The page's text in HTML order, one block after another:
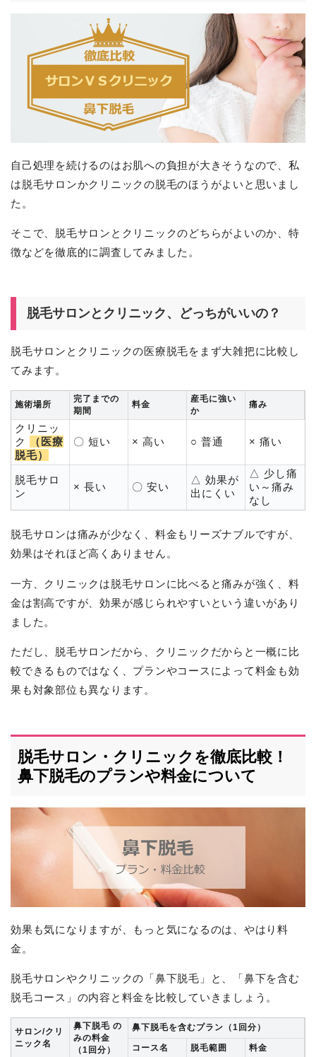
自己処理を続けるのはお肌への負担が大きそうなので、私
は脱毛サロンかクリニックの脱毛のほうがよいと思いまし
た。
そこで、脱毛サロンとクリニックのどちらがよいのか、特
徴などを徹底的に調査してみました。
脱毛サロンとクリニック、どっちがいいの？
脱毛サロンとクリニックの医療脱毛をまず大雑把に比較し
てみます。
施術場所
完了までの
期間
料金
産毛に強い
か
痛み
クリニッ
ク
（医療
脱毛）
〇 短い × 高い ○ 普通 × 痛い
脱毛サロ
ン
× 長い 〇 安い
△ 効果が
出にくい
△ 少し痛
い～痛み
なし
脱毛サロンは痛みが少なく、料金もリーズナブルですが、
効果はそれほど高くありません。
一方、クリニックは脱毛サロンに比べると痛みが強く、料
金は割高ですが、効果が感じられやすいという違いがあり
ました。
ただし、脱毛サロンだから、クリニックだからと一概に比
較できるものではなく、プランやコースによって料金も効
果も対象部位も異なります。
脱毛サロン・クリニックを徹底比較！
鼻下脱毛のプランや料金について
効果も気になりますが、もっと気になるのは、やはり料
金。
脱毛サロンやクリニックの「鼻下脱毛」と、「鼻下を含む
脱毛コース」の内容と料金を比較していきましょう。
サロン/クリ
ニック名
鼻下脱毛 の
みの料金
（1回分）
鼻下脱毛を含むプラン（1回分）
コース名 脱毛範囲 料金